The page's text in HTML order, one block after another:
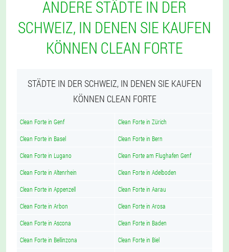
ANDERE STÄDTE IN DER
SCHWEIZ, IN DENEN SIE KAUFEN
KÖNNEN CLEAN FORTE
STÄDTE IN DER SCHWEIZ, IN DENEN SIE KAUFEN
KÖNNEN CLEAN FORTE
Clean Forte in Genf Clean Forte in Zürich
Clean Forte in Basel Clean Forte in Bern
Clean Forte in Lugano Clean Forte am Flughafen Genf
Clean Forte in Altenrhein Clean Forte in Adelboden
Clean Forte in Appenzell Clean Forte in Aarau
Clean Forte in Arbon Clean Forte in Arosa
Clean Forte in Ascona Clean Forte in Baden
Clean Forte in Bellinzona Clean Forte in Biel